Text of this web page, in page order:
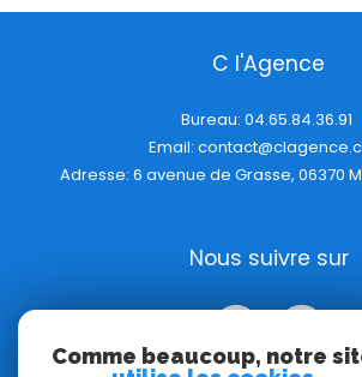
C l'Agence
Bureau: 04.65.84.36.91
Email:
Adresse: 6 avenue de Grasse, 06370
Nous suivre sur
Comme beaucoup, notre